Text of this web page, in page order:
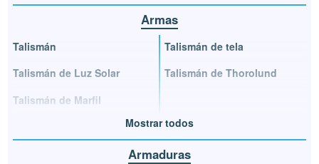
Armas
Talismán
Talismán de Luz Solar
Talismán de Marfil
Talismán de tela
Talismán de Thorolund
Mostrar todos
Armaduras